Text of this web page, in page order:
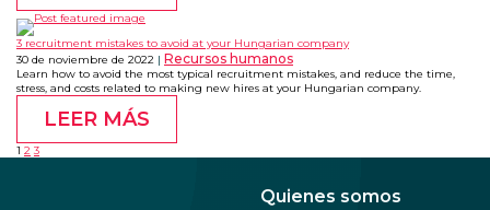
3 recruitment mistakes to avoid at your Hungarian company
30 de noviembre de 2022
Recursos humanos
Learn how to avoid the most typical recruitment mistakes, and reduce the time,
stress, and costs related to making new hires at your Hungarian company.
LEER MÁS
1 2 3
Quienes somos